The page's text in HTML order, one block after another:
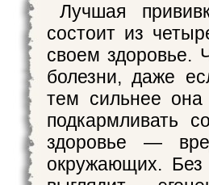
Лучшая
состоит из
своем здоровье.
болезни, даже
тем сильнее она
подкармливать
здоровье —
окружающих.